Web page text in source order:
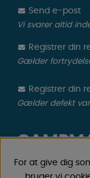
Send e-post
Vi svarer altid
Registrer din
Gælder
Registrer din
Gælder defekt
Vi har
autocamper
For at give dig